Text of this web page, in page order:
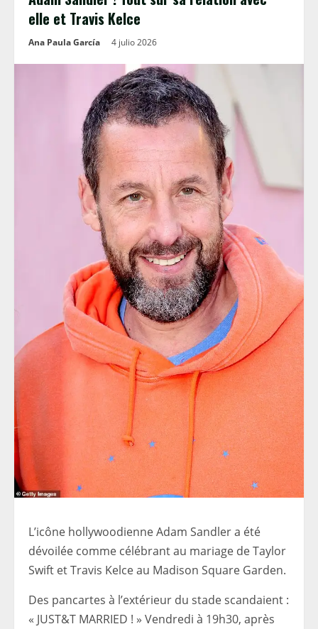
elle et Travis Kelce
Ana Paula García 4 julio 2026
L’icône hollywoodienne Adam Sandler a été
dévoilée comme célébrant au mariage de Taylor
Swift et Travis Kelce au Madison Square Garden.
Des pancartes à l’extérieur du stade scandaient :
« JUST&T MARRIED ! » Vendredi à 19h30, après